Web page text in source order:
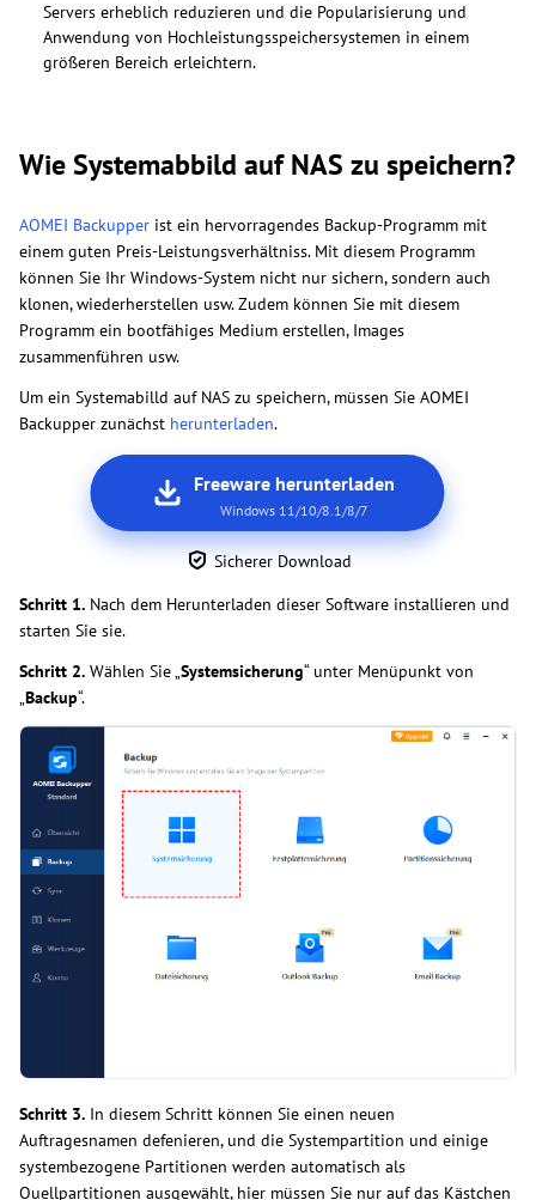
Servers erheblich reduzieren und die Popularisierung und
Anwendung von Hochleistungsspeichersystemen in einem
größeren Bereich erleichtern.
Wie Systemabbild auf NAS zu speichern?
AOMEI Backupper ist ein hervorragendes Backup-Programm mit
einem guten Preis-Leistungsverhältniss. Mit diesem Programm
können Sie Ihr Windows-System nicht nur sichern, sondern auch
klonen, wiederherstellen usw. Zudem können Sie mit diesem
Programm ein bootfähiges Medium erstellen, Images
zusammenführen usw.
Um ein Systemabilld auf NAS zu speichern, müssen Sie AOMEI
Backupper zunächst herunterladen.
Freeware herunterladen
Windows 11/10/8.1/8/7
Sicherer Download
Schritt 1. Nach dem Herunterladen dieser Software installieren und
starten Sie sie.
Schritt 2. Wählen Sie „Systemsicherung“ unter Menüpunkt von
„Backup“.
Schritt 3. In diesem Schritt können Sie einen neuen
Auftragesnamen defenieren, und die Systempartition und einige
systembezogene Partitionen werden automatisch als
Quellpartitionen ausgewählt, hier müssen Sie nur auf das Kästchen